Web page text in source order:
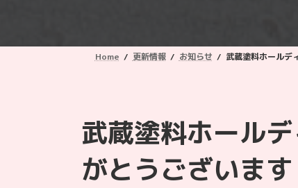
Home 更新情報 お知らせ 武蔵塗料ホールデ
武蔵塗料ホール
がとうございます